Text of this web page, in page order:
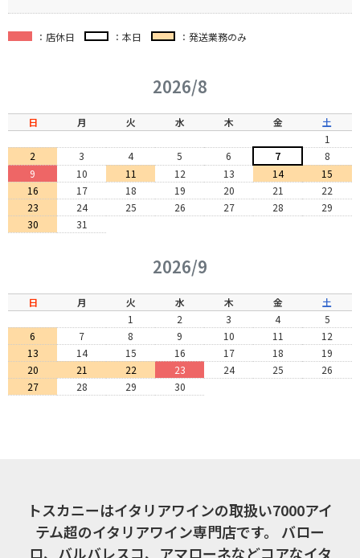
：店休日 ：本日 ：発送業務のみ
2026/8
日 月 火 水 木 金
土
1
2
3 4 5 6 7
8
9
10 11 12 13 14
15
16
17 18 19 20 21
22
23
24 25 26 27 28
29
30
31
2026/9
日 月 火 水 木 金
土
1
2 3 4
5
6
7 8 9 10 11
12
13
14 15 16 17 18
19
20
21 22 23 24 25
26
27
28 29 30
トスカニーはイタリアワインの取扱い7000アイ
テム超のイタリアワイン専門店です。
バロー
ロ、バルバレスコ、アマローネなどコアなイタ